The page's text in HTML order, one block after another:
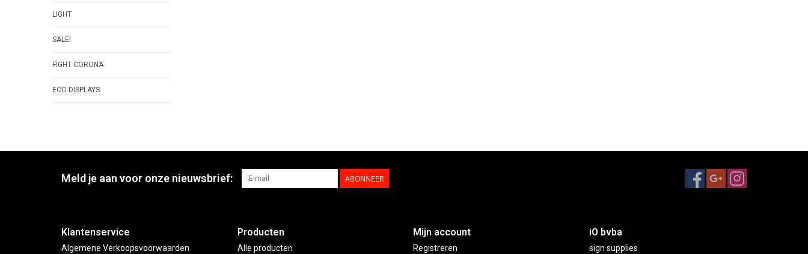
LIGHT
SALE!
FIGHT CORONA
ECO DISPLAYS
Meld je aan voor onze nieuwsbrief: ABONNEER
Klantenservice
Algemene Verkoopsvoorwaarden
Producten
Alle producten
Mijn account
Registreren
iO bvba
sign supplies